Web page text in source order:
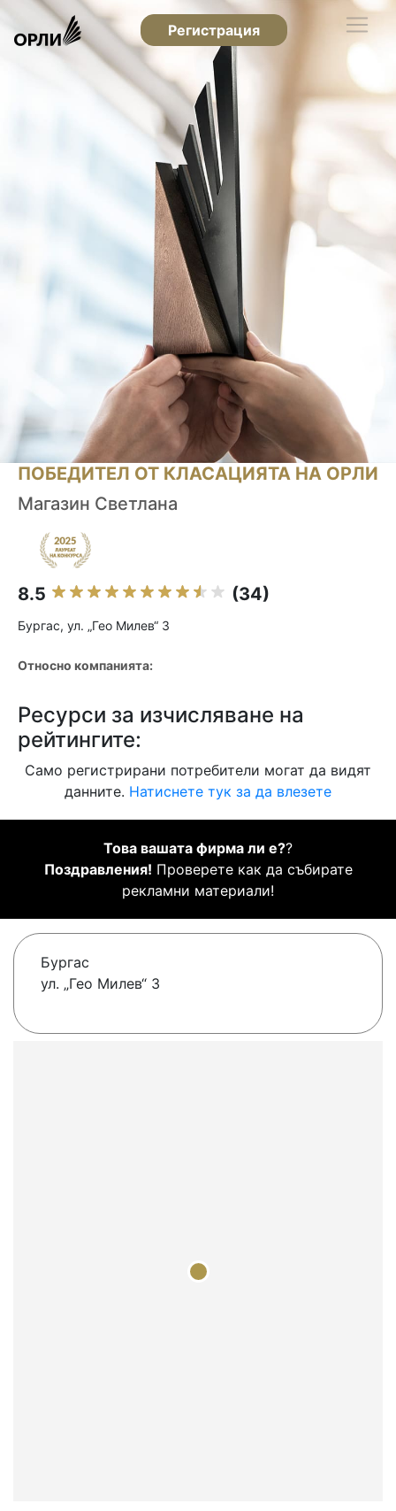
Регистрация
ПОБЕДИТЕЛ ОТ КЛАСАЦИЯТА НА ОРЛИ
Магазин Светлана
8.5 (34)
Бургас, ул. „Гео Милев“ 3
Относно компанията:
Ресурси за изчисляване на
рейтингите:
Само регистрирани потребители могат да видят
данните. Натиснете тук за да влезете
Това вашата фирма ли е??
Поздравления! Проверете как да събирате
рекламни материали!
Бургас
ул. „Гео Милев“ 3